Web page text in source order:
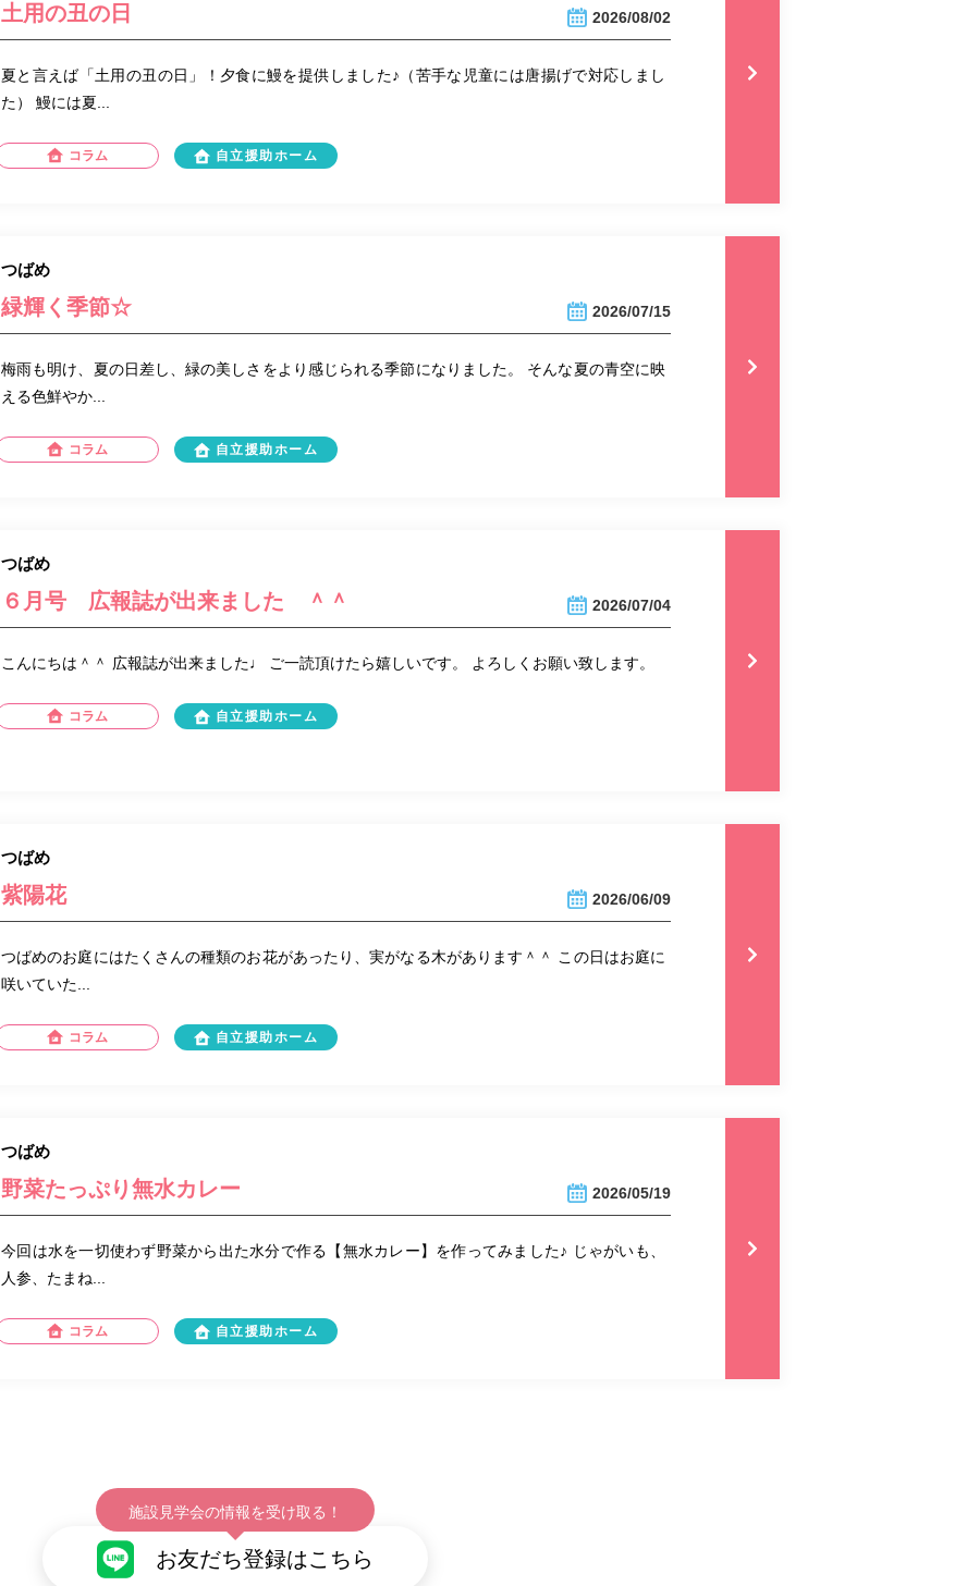
2026/08/02
土用の丑の日
夏と言えば「土用の丑の日」！夕食に鰻を提供しました♪（苦手な児童には唐揚げで対応しまし
た） 鰻には夏...
コラム 自立援助ホーム
2026/07/15
つばめ
緑輝く季節☆
梅雨も明け、夏の日差し、緑の美しさをより感じられる季節になりました。 そんな夏の青空に映
える色鮮やか...
コラム 自立援助ホーム
2026/07/04
つばめ
６月号 広報誌が出来ました ＾＾
こんにちは＾＾ 広報誌が出来ました♩ ご一読頂けたら嬉しいです。 よろしくお願い致します。
コラム 自立援助ホーム
2026/06/09
つばめ
紫陽花
つばめのお庭にはたくさんの種類のお花があったり、実がなる木があります＾＾ この日はお庭に
咲いていた...
コラム 自立援助ホーム
2026/05/19
つばめ
野菜たっぷり無水カレー
今回は水を一切使わず野菜から出た水分で作る【無水カレー】を作ってみました♪ じゃがいも、
人参、たまね...
コラム 自立援助ホーム
施設見学会の情報を受け取る！
お友だち登録はこちら